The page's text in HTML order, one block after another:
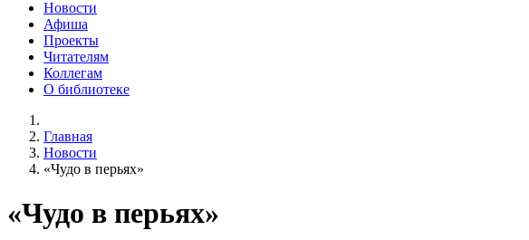
Новости
Афиша
Проекты
Читателям
Коллегам
О библиотеке
Главная
Новости
«Чудо в перьях»
«Чудо в перьях»